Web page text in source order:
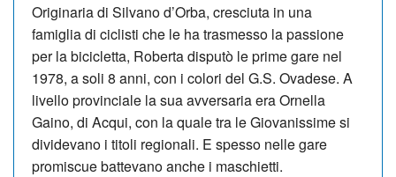
Originaria di Silvano d’Orba, cresciuta in una
famiglia di ciclisti che le ha trasmesso la passione
per la bicicletta, Roberta disputò le prime gare nel
1978, a soli 8 anni, con i colori del G.S. Ovadese. A
livello provinciale la sua avversaria era Ornella
Gaino, di Acqui, con la quale tra le Giovanissime si
dividevano i titoli regionali. E spesso nelle gare
promiscue battevano anche i maschietti.